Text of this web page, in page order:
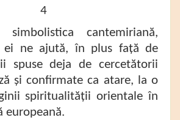
4
simbolistica cantemiriană,
ei ne ajută, în plus față de
spuse deja de cercetătorii
și confirmate ca atare, la o
spiritualității orientale în
europeană.